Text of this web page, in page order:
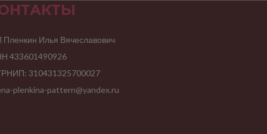
Пленкин Илья Вячеславович
433601490926
310431325700027
plenkina-pattern@yandex.ru